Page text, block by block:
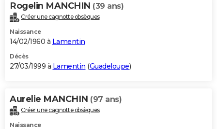
Rogelin MANCHIN (39 ans)
Créer une cagnotte obsèques
Naissance
14/02/1960 à Lamentin
Décès
27/03/1999 à Lamentin (Guadeloupe)
Aurelie MANCHIN (97 ans)
Créer une cagnotte obsèques
Naissance